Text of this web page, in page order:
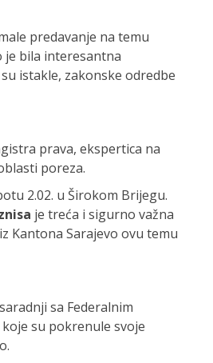
predavanje na temu
je bila interesantna
istakle, zakonske odredbe
prava, ekspertica na
poreza.
2.02. u Širokom Brijegu.
je treća i sigurno važna
Kantona Sarajevo ovu temu
sa Federalnim
su pokrenule svoje